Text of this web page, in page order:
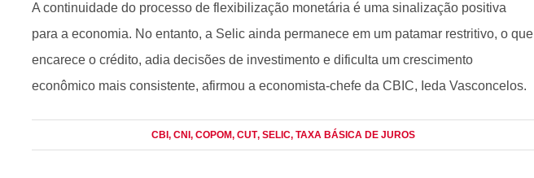
A continuidade do processo de flexibilização monetária é uma sinalização positiva
para a economia. No entanto, a Selic ainda permanece em um patamar restritivo, o que
encarece o crédito, adia decisões de investimento e dificulta um crescimento
econômico mais consistente, afirmou a economista-chefe da CBIC, Ieda Vasconcelos.
CBI, CNI, COPOM, CUT, SELIC, TAXA BÁSICA DE JUROS